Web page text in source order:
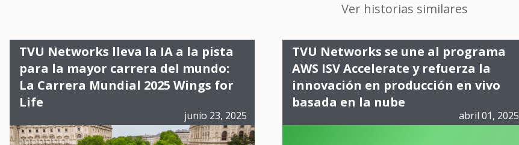
Ver historias similares
TVU Networks lleva la IA a la pista
para la mayor carrera del mundo:
La Carrera Mundial 2025 Wings for
Life
junio 23, 2025
TVU Networks se une al programa
AWS ISV Accelerate y refuerza la
innovación en producción en vivo
basada en la nube
abril 01, 2025